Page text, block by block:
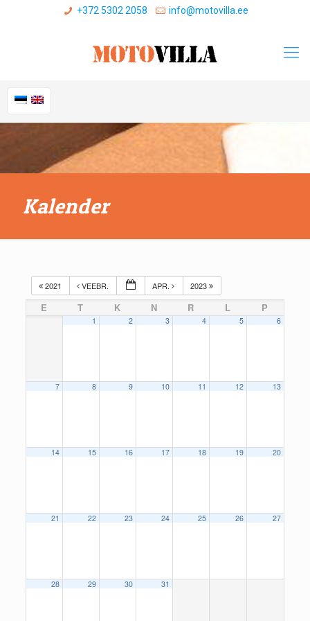
+372 5302 2058 info@motovilla.ee
Kalender
2021 VEEBR. APR. 2023
E T K N R L P
1 2 3 4 5 6
7 8 9 10 11 12 13
14 15 16 17 18 19 20
21 22 23 24 25 26 27
28 29 30 31